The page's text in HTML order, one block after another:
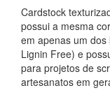
Cardstock
possui a mesma
em apenas um
Lignin Free) e
para projetos de
artesanatos em